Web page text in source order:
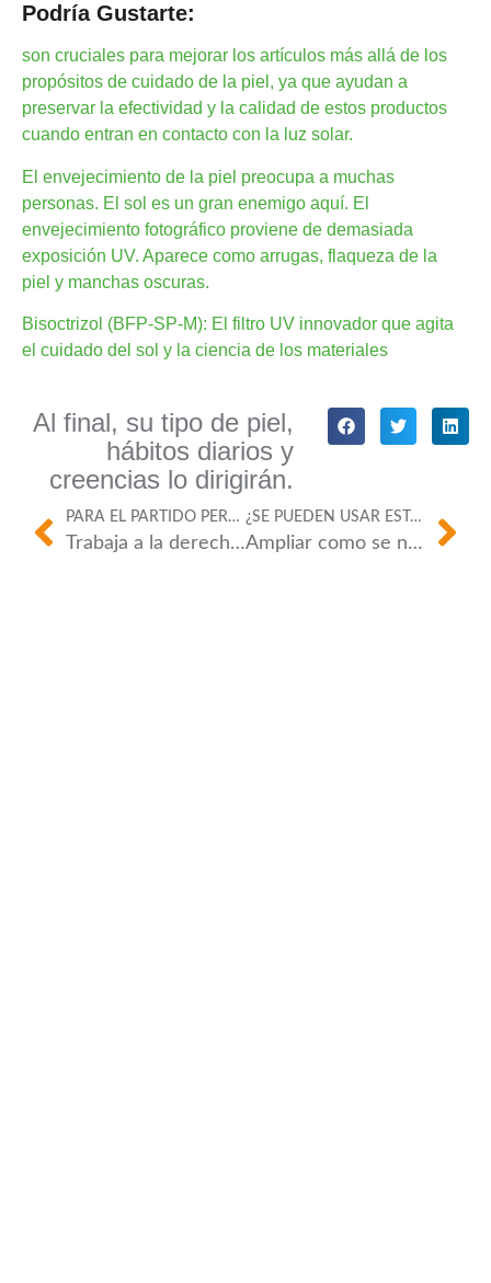
Podría Gustarte:
son cruciales para mejorar los artículos más allá de los
propósitos de cuidado de la piel, ya que ayudan a
preservar la efectividad y la calidad de estos productos
cuando entran en contacto con la luz solar.
El envejecimiento de la piel preocupa a muchas
personas. El sol es un gran enemigo aquí. El
envejecimiento fotográfico proviene de demasiada
exposición UV. Aparece como arrugas, flaqueza de la
piel y manchas oscuras.
Bisoctrizol (BFP-SP-M): El filtro UV innovador que agita
el cuidado del sol y la ciencia de los materiales
Al final, su tipo de piel,
hábitos diarios y
creencias lo dirigirán.
PARA EL PARTIDO PERFECTO.
Trabaja a la derecha lejos
¿SE PUEDEN USAR ESTAS INNOVACIONES MÁS ALLÁ DE LOS PROTECTORES SOLARES?
Ampliar como se necesita